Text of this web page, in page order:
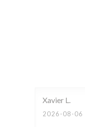
Xavier L
2026-08-06